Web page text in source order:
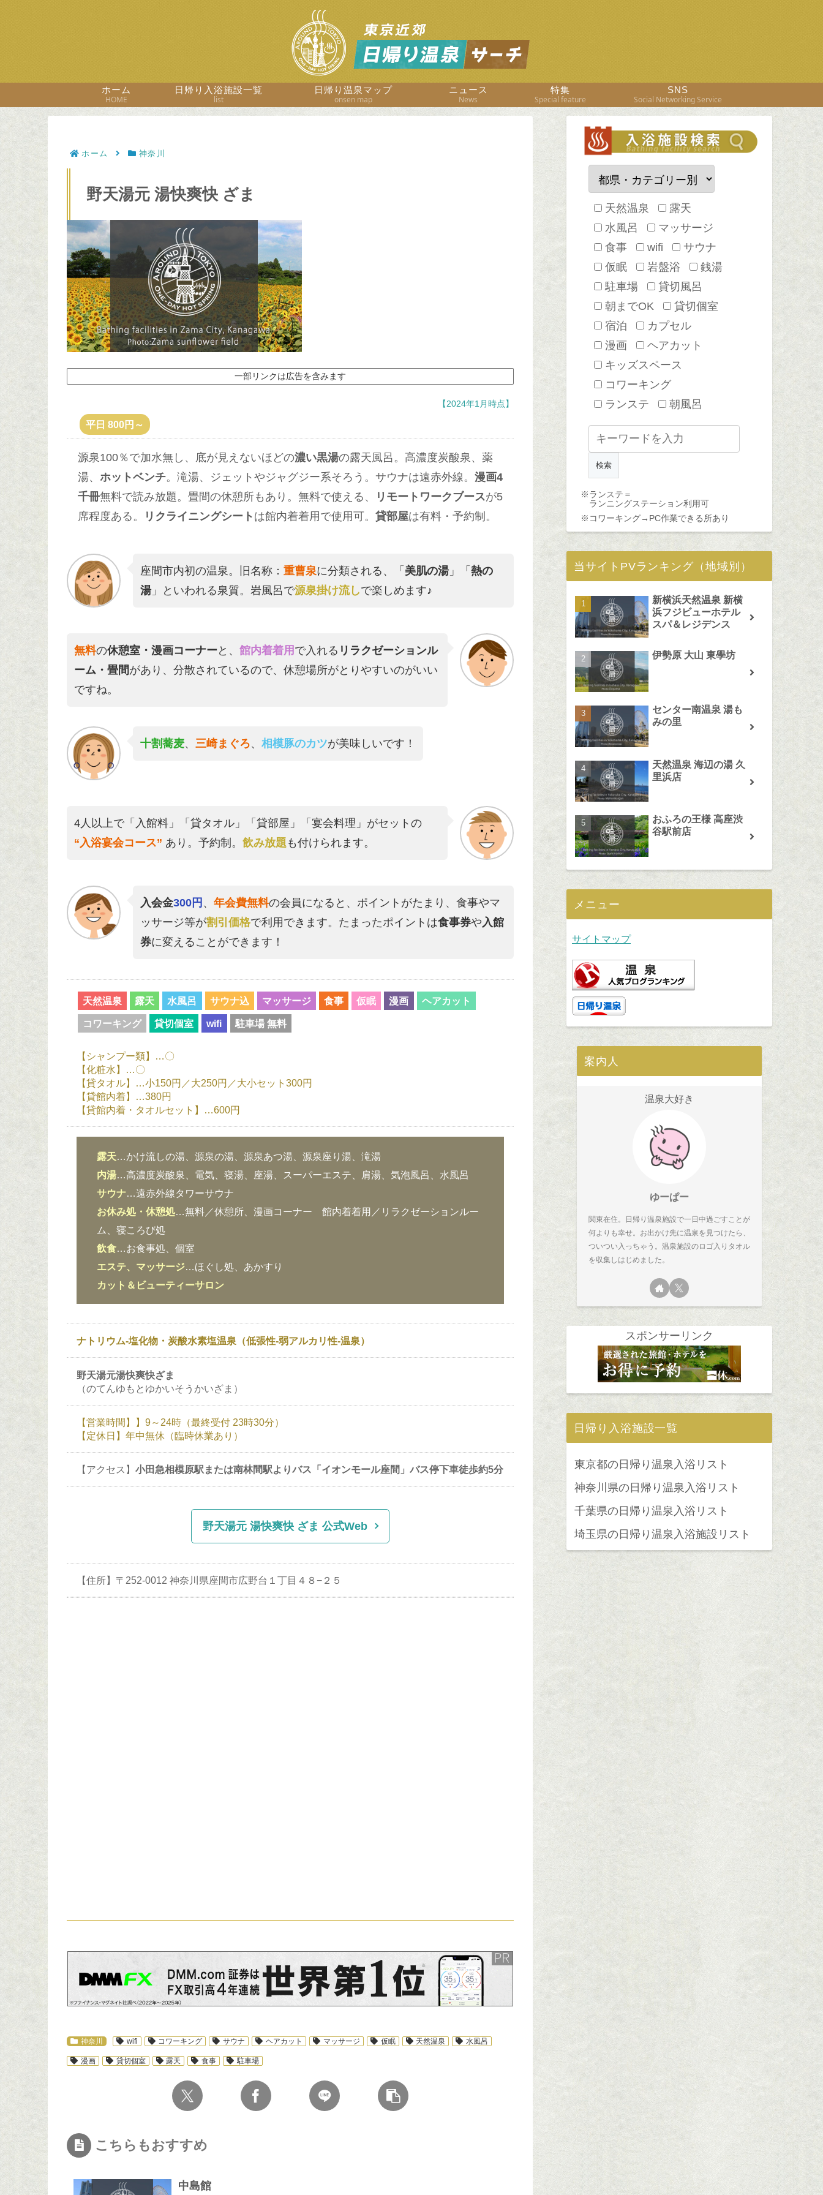
ホーム
HOME
日帰り入浴施設一覧
list
日帰り温泉マップ
onsen map
ニュース
News
特集
Special feature
SNS
Social Networking Service
ホーム 神奈川
野天湯元 湯快爽快 ざま
一部リンクは広告を含みます
【2024年1月時点】
平日 800円～
源泉100％で加水無し、底が見えないほどの濃い黒湯の露天風呂。高濃度炭酸泉、薬
湯、 ホットベンチ。滝湯、ジェットやジャグジー系そろう。サウナは遠赤外線。 漫画4
千冊無料で読み放題。畳間の休憩所もあり。無料で使える、 リモートワークブースが5
席程度ある。
リクライニングシート は館内着着用で使用可。 貸部屋は有料・予約制。
座間市内初の温泉。旧名称： 重曹泉に分類される、「 美肌の湯」「 熱の
湯」といわれる泉質。岩風呂で源泉掛け流しで楽しめます♪
無料の休憩室・漫画コーナーと、 館内着着用 で入れる リラクゼーションル
ーム・畳間があり、分散されているので、休憩場所がとりやすいのがいい
ですね。
十割蕎麦、 三崎まぐろ、 相模豚のカツが美味しいです！
4人以上で「入館料」「貸タオル」「貸部屋」「宴会料理」がセットの
“入浴宴会コース” あり。予約制。 飲み放題 も付けられます。
入会金300円 、 年会費無料の会員になると、ポイントがたまり、食事やマ
ッサージ等が割引価格で利用できます。たまったポイントは食事券や入館
券に変えることができます！
天然温泉 露天 水風呂 サウナ込 マッサージ 食事 仮眠 漫画 ヘアカット
コワーキング 貸切個室 wifi 駐車場 無料
【シャンプー類】…〇
【化粧水】…〇
【貸タオル】…小150円／大250円／大小セット300円
【貸館内着】…380円
【貸館内着・タオルセット】…600円
露天…かけ流しの湯、源泉の湯、源泉あつ湯、源泉座り湯、滝湯
内湯…高濃度炭酸泉、電気、寝湯、座湯、スーパーエステ、肩湯、気泡風呂、水風呂
サウナ…遠赤外線タワーサウナ
お休み処・休憩処…無料／休憩所、漫画コーナー 館内着着用／リラクゼーションルー
ム、寝ころび処
飲食…お食事処、個室
エステ、マッサージ…ほぐし処、あかすり
カット＆ビューティーサロン
ナトリウム-塩化物・炭酸水素塩温泉（低張性-弱アルカリ性-温泉）
野天湯元湯快爽快ざま
（のてんゆもとゆかいそうかいざま）
【営業時間】】9～24時（最終受付 23時30分）
【定休日】年中無休（臨時休業あり）
【アクセス】小田急相模原駅または南林間駅よりバス「イオンモール座間」バス停下車徒歩約5分
野天湯元 湯快爽快 ざま 公式Web
【住所】〒252-0012 神奈川県座間市広野台１丁目４８−２５
スポンサーリンク
神奈川 wifi コワーキング サウナ ヘアカット マッサージ 仮眠 天然温泉 水風呂
漫画 貸切個室 露天 食事 駐車場
こちらもおすすめ
中島館
天然温泉
露天
水風呂
マッサージ
食事
wifi
サウナ
仮眠
岩盤浴
銭湯
駐車場
貸切風呂
朝までOK
貸切個室
宿泊
カプセル
漫画
ヘアカット
キッズスペース
コワーキング
ランステ
朝風呂
※ランステ＝
ランニングステーション利用可
※コワーキング→ PC作業できる所あり
当サイトPVランキング（地域別）
新横浜天然温泉 新横
浜フジビューホテル
スパ＆レジデンス
伊勢原 大山 東學坊
センター南温泉 湯も
みの里
天然温泉 海辺の湯 久
里浜店
おふろの王様 高座渋
谷駅前店
メニュー
サイトマップ
案内人
温泉大好き
ゆーぱー
関東在住。日帰り温泉施設で一日中過ごすことが
何よりも幸せ。お出かけ先に温泉を見つけたら、
ついつい入っちゃう。温泉施設のロゴ入りタオル
を収集しはじめました。
スポンサーリンク
日帰り入浴施設一覧
東京都の日帰り温泉入浴リスト
神奈川県の日帰り温泉入浴リスト
千葉県の日帰り温泉入浴リスト
埼玉県の日帰り温泉入浴施設リスト